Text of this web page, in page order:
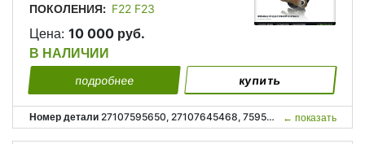
ПОКОЛЕНИЯ: F22 F23
Цена: 10 000 руб.
В НАЛИЧИИ
подробнее купить
Номер детали 27107595650, 27107645468, 7595650, 7645468, 27 10 7 595 650, 27 10 7 645 468; ← показать